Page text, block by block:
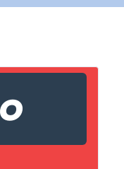
dans courriel)
X Fermer